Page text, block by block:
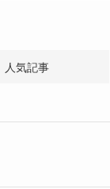
人気記事